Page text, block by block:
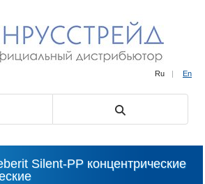
Ru | En
Silent-PP концентрические